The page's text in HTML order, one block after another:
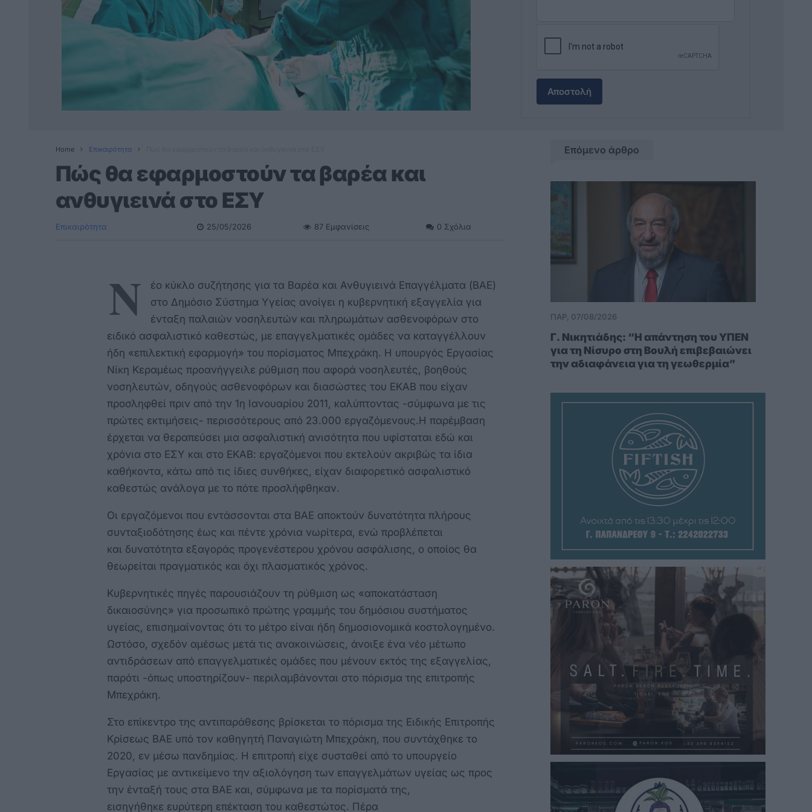
Αποστολή
Home Επικαιρότητα
Πώς θα εφαρμοστούν τα βαρέα και
ανθυγιεινά στο ΕΣΥ
Επικαιρότητα 25/05/2026 87 Εμφανίσεις 0 Σχόλια
Ν
έο κύκλο συζήτησης για τα Βαρέα και Ανθυγιεινά Επαγγέλματα (ΒΑΕ)
στο Δημόσιο Σύστημα Υγείας ανοίγει η κυβερνητική εξαγγελία για
ένταξη παλαιών νοσηλευτών και πληρωμάτων ασθενοφόρων στο
ειδικό ασφαλιστικό καθεστώς, με επαγγελματικές ομάδες να καταγγέλλουν
ήδη «επιλεκτική εφαρμογή» του πορίσματος Μπεχράκη. Η υπουργός Εργασίας
Νίκη Κεραμέως προανήγγειλε ρύθμιση που αφορά νοσηλευτές, βοηθούς
νοσηλευτών, οδηγούς ασθενοφόρων και διασώστες του ΕΚΑΒ που είχαν
προσληφθεί πριν από την 1η Ιανουαρίου 2011, καλύπτοντας -σύμφωνα με τις
πρώτες εκτιμήσεις- περισσότερους από 23.000 εργαζόμενους.Η παρέμβαση
έρχεται να θεραπεύσει μια ασφαλιστική ανισότητα που υφίσταται εδώ και
χρόνια στο ΕΣΥ και στο ΕΚΑΒ: εργαζόμενοι που εκτελούν ακριβώς τα ίδια
καθήκοντα, κάτω από τις ίδιες συνθήκες, είχαν διαφορετικό ασφαλιστικό
καθεστώς ανάλογα με το πότε προσλήφθηκαν.
Οι εργαζόμενοι που εντάσσονται στα ΒΑΕ αποκτούν δυνατότητα πλήρους
συνταξιοδότησης έως και πέντε χρόνια νωρίτερα, ενώ προβλέπεται
και δυνατότητα εξαγοράς προγενέστερου χρόνου ασφάλισης, ο οποίος θα
θεωρείται πραγματικός και όχι πλασματικός χρόνος.
Κυβερνητικές πηγές παρουσιάζουν τη ρύθμιση ως «αποκατάσταση
δικαιοσύνης» για προσωπικό πρώτης γραμμής του δημόσιου συστήματος
υγείας, επισημαίνοντας ότι το μέτρο είναι ήδη δημοσιονομικά κοστολογημένο.
Ωστόσο, σχεδόν αμέσως μετά τις ανακοινώσεις, άνοιξε ένα νέο μέτωπο
αντιδράσεων από επαγγελματικές ομάδες που μένουν εκτός της εξαγγελίας,
παρότι -όπως υποστηρίζουν- περιλαμβάνονται στο πόρισμα της επιτροπής
Μπεχράκη.
Στο επίκεντρο της αντιπαράθεσης βρίσκεται το πόρισμα της Ειδικής Επιτροπής
Κρίσεως ΒΑΕ υπό τον καθηγητή Παναγιώτη Μπεχράκη, που συντάχθηκε το
2020, εν μέσω πανδημίας. Η επιτροπή είχε συσταθεί από το υπουργείο
Εργασίας με αντικείμενο την αξιολόγηση των επαγγελμάτων υγείας ως προς
την ένταξή τους στα ΒΑΕ και, σύμφωνα με τα πορίσματά της,
εισηγήθηκε ευρύτερη επέκταση του καθεστώτος. Πέρα
Επόμενο άρθρο
ΠΑΡ, 07/08/2026
Γ. Νικητιάδης: “Η απάντηση του ΥΠΕΝ
για τη Νίσυρο στη Βουλή επιβεβαιώνει
την αδιαφάνεια για τη γεωθερμία”